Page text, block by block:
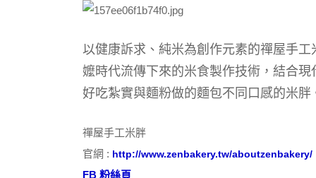
以健康訴求、純米為創作元素的禪屋手工
嬤時代流傳下來的米食製作技術，結合
好吃紮實與麵粉做的麵包不同口感的米胖
禪屋手工米胖
官網 : http://www.zenbakery.tw/aboutzenbakery/
FB 粉絲頁